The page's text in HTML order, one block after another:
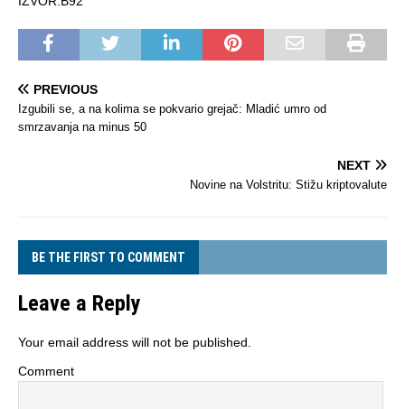
PREVIOUS
Izgubili se, a na kolima se pokvario grejač: Mladić umro od
smrzavanja na minus 50
NEXT
Novine na Volstritu: Stižu kriptovalute
BE THE FIRST TO COMMENT
Leave a Reply
Your email address will not be published.
Comment